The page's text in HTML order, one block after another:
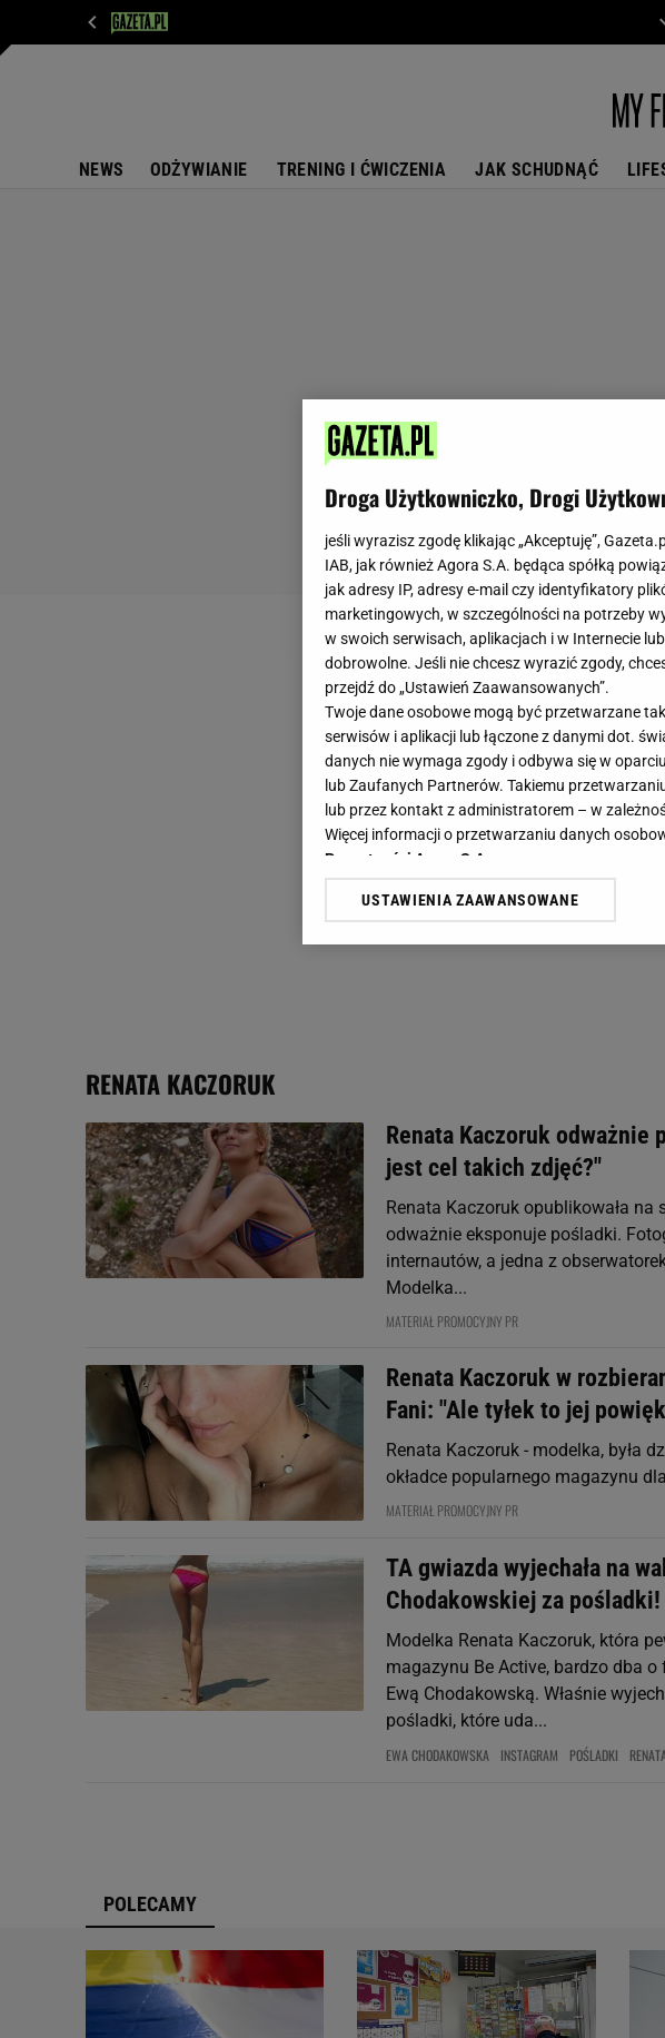
NEWS ODŻYWIANIE TRENING I ĆWICZENIA JAK SCHUDNĄĆ
RENATA KACZORUK
Renata Kaczoruk odważnie
jest cel takich zdjęć?"
Renata Kaczoruk opublikowała
odważnie eksponuje pośladki.
internautów, a jedna z
Modelka...
MATERIAŁ PROMOCYJNY PR
Renata Kaczoruk w
Fani: "Ale tyłek to jej
Renata Kaczoruk - modelka, była
okładce popularnego magazynu
MATERIAŁ PROMOCYJNY PR
TA gwiazda wyjechała na
Chodakowskiej za pośladki!
Modelka Renata Kaczoruk, która
magazynu Be Active, bardzo dba
Ewą Chodakowską. Właśnie
pośladki, które uda...
EWA CHODAKOWSKA INSTAGRAM POŚLADKI
POLECAMY
Droga Użytkowniczko, Drogi
jeśli wyrazisz zgodę klikając „Akceptuję”,
IAB, jak również Agora S.A. będąca spółką
jak adresy IP, adresy e-mail czy identyfikatory
marketingowych, w szczególności na potrzeby
w swoich serwisach, aplikacjach i w Internecie
dobrowolne. Jeśli nie chcesz wyrazić zgody,
przejdź do „Ustawień Zaawansowanych”.
Twoje dane osobowe mogą być przetwarzane
serwisów i aplikacji lub łączone z danymi dot.
danych nie wymaga zgody i odbywa się w
lub Zaufanych Partnerów. Takiemu
lub przez kontakt z administratorem – w
Więcej informacji o przetwarzaniu danych
Prywatności Agora S.A.
Klikając „Akceptuję” wyrażasz też zgodę na
badnie odbiorców i ulepszanie usług.
Lista
USTAWIENIA ZAAWANSOWANE